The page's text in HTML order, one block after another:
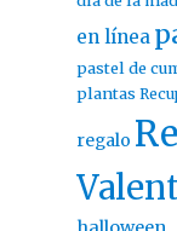
en línea
pastel de
plantas
regalo